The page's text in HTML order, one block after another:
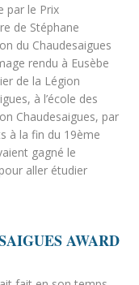
par le Prix
de Stéphane
du Chaudesaigues
rendu à Eusèbe
de la Légion
à l’école des
Chaudesaigues, par
à la fin du 19ème
gagné le
aller étudier
AWARD